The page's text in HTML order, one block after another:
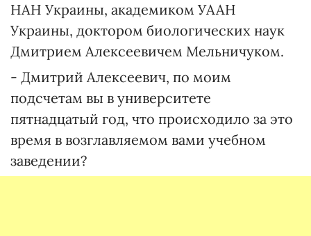
НАН Украины, академиком УААН
Украины, доктором биологических наук
Дмитрием Алексеевичем Мельничуком.
- Дмитрий Алексеевич, по моим
подсчетам вы в университете
пятнадцатый год, что происходило за это
время в возглавляемом вами учебном
заведении?